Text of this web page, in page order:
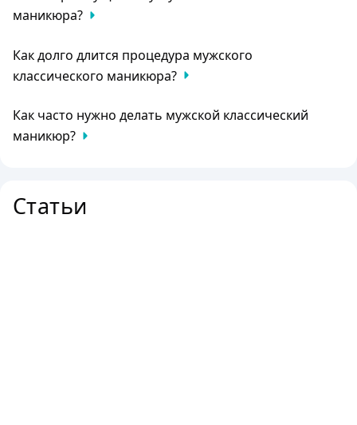
укрепляющего или защитного покрытия.
маникюра?
ухоженном состоянии, предотвращает появление
заусениц и трещин, а также улучшает общий внешний
Как долго длится процедура мужского
классического маникюра?
Как часто нужно делать мужской классический
маникюр?
Статьи